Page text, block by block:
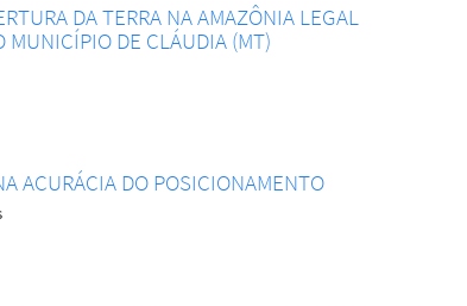
DA TERRA NA AMAZÔNIA LEGAL
MUNICÍPIO DE CLÁUDIA (MT)
ACURÁCIA DO POSICIONAMENTO